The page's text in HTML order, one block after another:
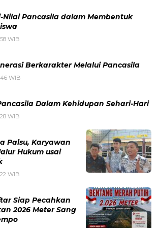
Nilai Pancasila dalam Membentuk
WIB
Berkarakter Melalui Pancasila
WIB
Dalam Kehidupan Sehari-Hari
WIB
Palsu, Karyawan
Hukum usai
WIB
Siap Pecahkan
2026 Meter Sang